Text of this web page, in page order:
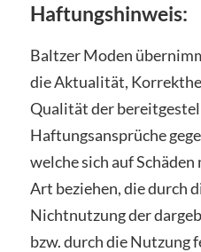
Haftungshinweis:
Baltzer Moden
die Aktualität,
Qualität der
Haftungsansprüche
welche sich auf
Art beziehen, die durch
Nichtnutzung der
bzw. durch die Nutzung